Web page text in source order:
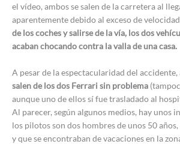
el vídeo, ambos se salen de la carretera al
aparentemente debido al exceso de
de los coches y salirse de la vía, los dos
acaban chocando contra la valla de una casa.
A pesar de la espectacularidad del accidente,
salen de los dos Ferrari sin problema
aunque uno de ellos sí fue trasladado al
Al parecer, según algunos medios, hay unos
los pilotos son dos hombres de unos 50
y que se encontraban de vacaciones en la